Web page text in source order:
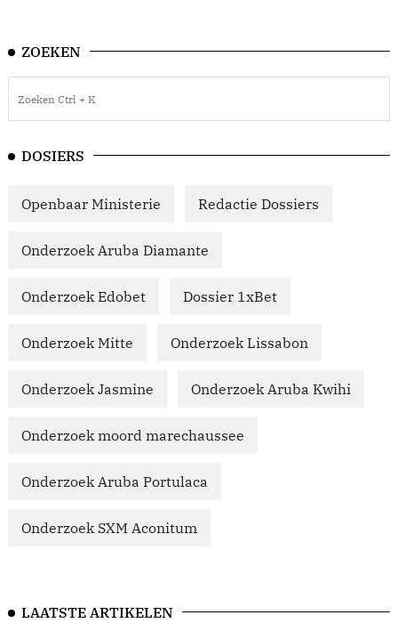
ZOEKEN
DOSIERS
Openbaar Ministerie Redactie Dossiers
Onderzoek Aruba Diamante
Onderzoek Edobet Dossier 1xBet
Onderzoek Mitte Onderzoek Lissabon
Onderzoek Jasmine Onderzoek Aruba Kwihi
Onderzoek moord marechaussee
Onderzoek Aruba Portulaca
Onderzoek SXM Aconitum
LAATSTE ARTIKELEN